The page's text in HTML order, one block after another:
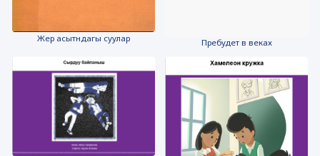
Жер асытндагы суулар Пребудет в веках